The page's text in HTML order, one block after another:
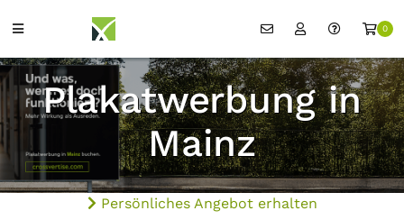
0
Plakatwerbung in
Mainz
Persönliches Angebot erhalten